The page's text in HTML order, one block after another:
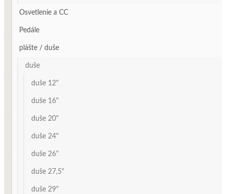
Osvetlenie a CC
Pedále
plášte / duše
duše
duše 12"
duše 16"
duše 20"
duše 24"
duše 26"
duše 27,5"
duše 29"